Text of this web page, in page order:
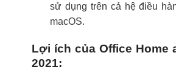
sử dụng trên cả hệ điều
macOS.
Lợi ích của Office Home
2021: